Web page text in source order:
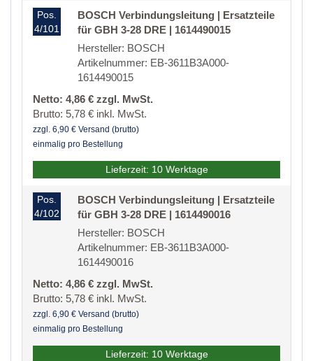
Pos.
4/101
BOSCH Verbindungsleitung | Ersatzteile
für GBH 3-28 DRE | 1614490015
Hersteller: BOSCH
Artikelnummer: EB-3611B3A000-
1614490015
Netto: 4,86 € zzgl. MwSt.
Brutto: 5,78 € inkl. MwSt.
zzgl. 6,90 € Versand (brutto)
einmalig pro Bestellung
Lieferzeit: 10 Werktage
Pos.
4/102
BOSCH Verbindungsleitung | Ersatzteile
für GBH 3-28 DRE | 1614490016
Hersteller: BOSCH
Artikelnummer: EB-3611B3A000-
1614490016
Netto: 4,86 € zzgl. MwSt.
Brutto: 5,78 € inkl. MwSt.
zzgl. 6,90 € Versand (brutto)
einmalig pro Bestellung
Lieferzeit: 10 Werktage